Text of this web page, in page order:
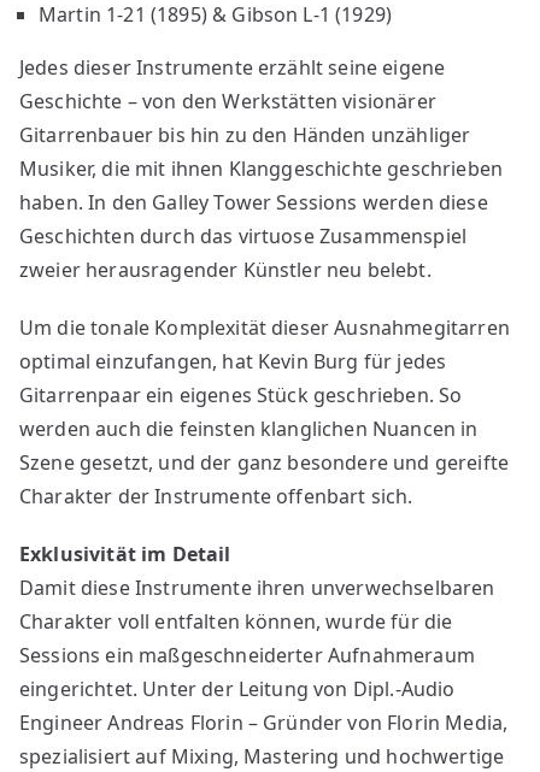
Martin 1-21 (1895) & Gibson L-1 (1929)
Jedes dieser Instrumente erzählt seine eigene
Geschichte – von den Werkstätten visionärer
Gitarrenbauer bis hin zu den Händen unzähliger
Musiker, die mit ihnen Klanggeschichte geschrieben
haben. In den Galley Tower Sessions werden diese
Geschichten durch das virtuose Zusammenspiel
zweier herausragender Künstler neu belebt.
Um die tonale Komplexität dieser Ausnahmegitarren
optimal einzufangen, hat Kevin Burg für jedes
Gitarrenpaar ein eigenes Stück geschrieben. So
werden auch die feinsten klanglichen Nuancen in
Szene gesetzt, und der ganz besondere und gereifte
Charakter der Instrumente offenbart sich.
Exklusivität im Detail
Damit diese Instrumente ihren unverwechselbaren
Charakter voll entfalten können, wurde für die
Sessions ein maßgeschneiderter Aufnahmeraum
eingerichtet. Unter der Leitung von Dipl.-Audio
Engineer Andreas Florin – Gründer von Florin Media,
spezialisiert auf Mixing, Mastering und hochwertige